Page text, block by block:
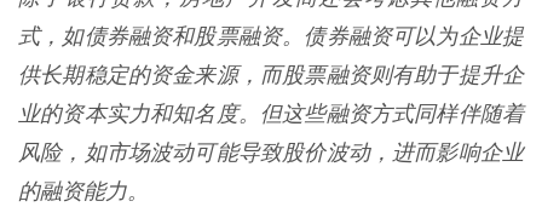
式，如债券融资和股票融资。债券融资可以为企业提
供长期稳定的资金来源，而股票融资则有助于提升企
业的资本实力和知名度。但这些融资方式同样伴随着
风险，如市场波动可能导致股价波动，进而影响企业
的融资能力。